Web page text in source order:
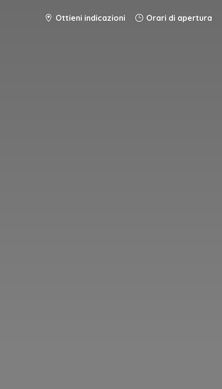
Ottieni indicazioni Orari di apertura